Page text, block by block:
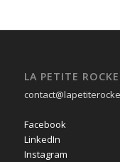
LA PETITE
Facebook
LinkedIn
Instagram